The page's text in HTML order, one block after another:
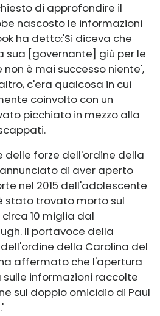
di approfondire il
nascosto le informazioni
ha detto:'Si diceva che
sua [governante] giù per le
è mai successo niente',
c'era qualcosa in cui
coinvolto con un
picchiato in mezzo alla
delle forze dell'ordine della
di aver aperto
nel 2015 dell'adolescente
stato trovato morto sul
10 miglia dal
Il portavoce della
della Carolina del
affermato che l'apertura
informazioni raccolte
sul doppio omicidio di Paul